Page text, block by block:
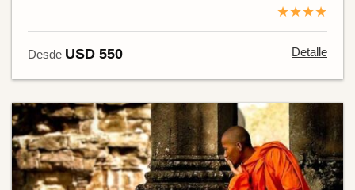
★★★★
Desde USD 550 Detalle